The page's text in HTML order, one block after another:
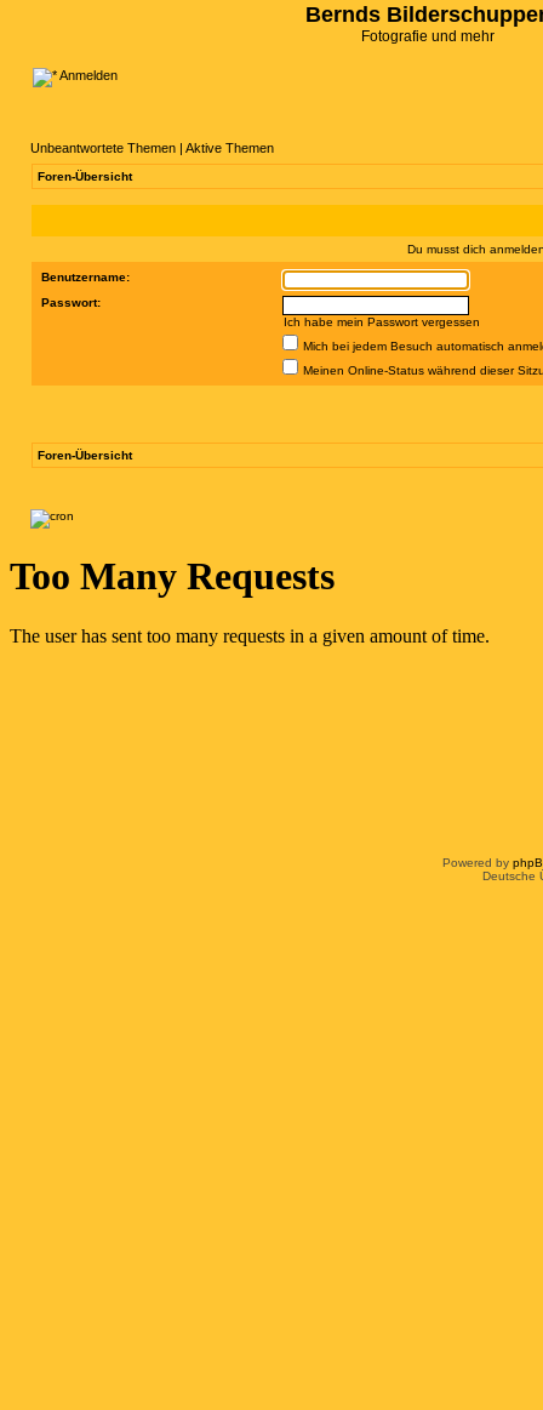
Bernds
Fotografie und mehr
Anmelden
Unbeantwortete Themen | Aktive Themen
Foren-Übersicht
Du musst dich
Benutzername:
Passwort:
Ich habe mein Passwort vergessen
Mich bei jedem Besuch automatisch
Meinen Online-Status während dieser
Foren-Übersicht
Powered by
Deutsche